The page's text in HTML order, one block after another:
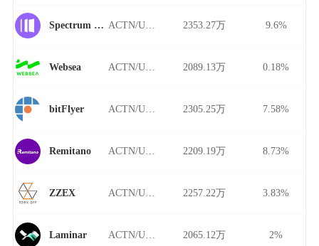
Spectrum Finance 2353.27万 9.6%
Websea 2089.13万 0.18%
bitFlyer 2305.25万 7.58%
Remitano 2209.19万 8.73%
ZZEX 2257.22万 3.83%
Laminar 2065.12万 2%